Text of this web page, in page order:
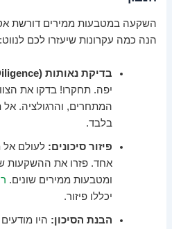
השקעה במטבעות ממירים דורשת
הנה כמה עקרונות שיעזרו לכם לנווט:
בדיקת נאותות (Due Diligence):
יפה. תחקרו! בדקו את
המתחרים, והרגולציה.
בלבד.
פיזור סיכונים: לעולם אל
אחד. פזרו את ההשקעות
ומטבעות ממירים שונים.
יכללו פיזור.
הבנת הסיכון: היו